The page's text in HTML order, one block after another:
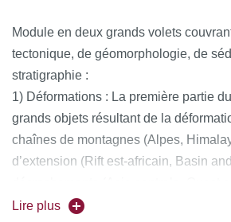
Module en deux grands volets
tectonique, de géomorphologie, de
stratigraphie :
1) Déformations : La première partie
grands objets résultant de la
chaînes de montagnes (Alpes,
d’extension (Rift est-africain, Basin
Orient) pour en déduire l’architecture à
Lire plus